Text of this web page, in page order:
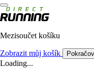
Mezisoučet košíku
Zobrazit můj košík
Loading...